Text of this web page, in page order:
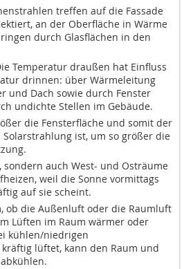
treffen auf die Fassade
an der Oberfläche in Wärme
durch Glasflächen in den
Temperatur draußen hat Einfluss
drinnen: über Wärmeleitung
und Dach sowie durch Fenster
undichte Stellen im Gebäude.
die Fensterfläche und somit der
ist, um so größer die
auch West- und Osträume
weil die Sonne vormittags
auf sie scheint.
ob die Außenluft oder die Raumluft
Lüften im Raum wärmer oder
kühlen/niedrigen
lüftet, kann den Raum und